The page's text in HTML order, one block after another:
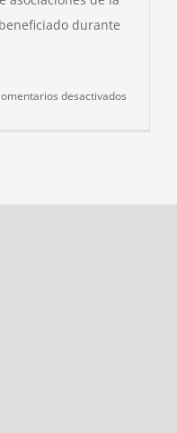
durante
desactivados
A